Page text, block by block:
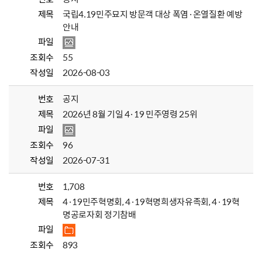
제목
국립4.19민주묘지 방문객 대상 폭염·온열질환 예방
안내
파일
조회수
55
작성일
2026-08-03
번호
공지
제목
2026년 8월 기일 4·19 민주영령 25위
파일
조회수
96
작성일
2026-07-31
번호
1,708
제목
4·19민주혁명회, 4·19혁명희생자유족회, 4·19혁
명공로자회 정기참배
파일
조회수
893